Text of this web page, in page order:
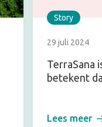
Story
29 juli 2024
TerraSana
betekent
Lees meer